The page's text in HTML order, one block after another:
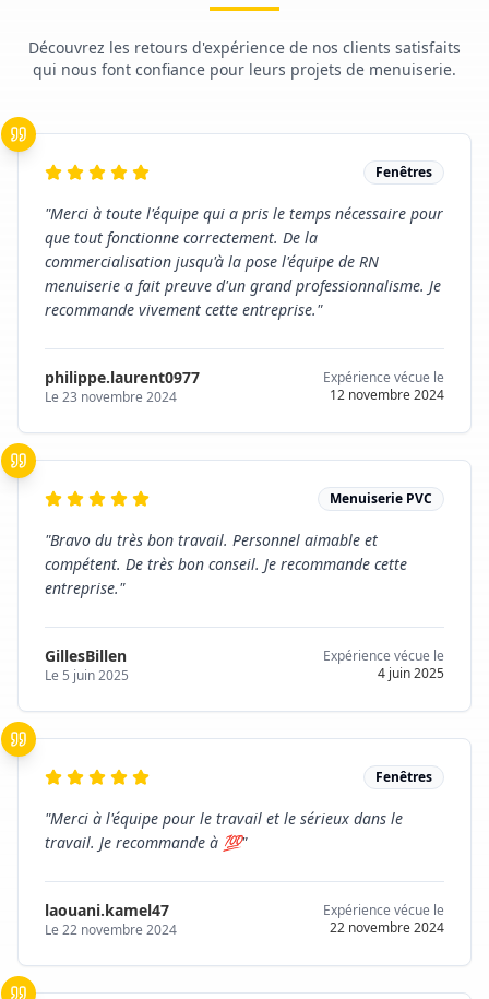
Découvrez les retours d'expérience de nos clients satisfaits
qui nous font confiance pour leurs projets de menuiserie.
Fenêtres
"Merci à toute l'équipe qui a pris le temps nécessaire pour
que tout fonctionne correctement. De la
commercialisation jusqu'à la pose l'équipe de RN
menuiserie a fait preuve d'un grand professionnalisme. Je
recommande vivement cette entreprise."
philippe.laurent0977
Le 23 novembre 2024
Expérience vécue le
12 novembre 2024
Menuiserie PVC
"Bravo du très bon travail. Personnel aimable et
compétent. De très bon conseil. Je recommande cette
entreprise."
GillesBillen
Le 5 juin 2025
Expérience vécue le
4 juin 2025
Fenêtres
"Merci à l'équipe pour le travail et le sérieux dans le
travail. Je recommande à 💯"
laouani.kamel47
Le 22 novembre 2024
Expérience vécue le
22 novembre 2024